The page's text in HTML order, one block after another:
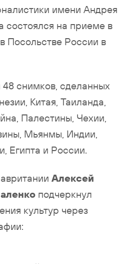
имени Андрея
состоялся на приеме в
Посольстве России в
снимков, сделанных
Китая, Таиланда,
Палестины, Чехии,
Мьянмы, Индии,
Египта и России.
Алексей
подчеркнул
культур через